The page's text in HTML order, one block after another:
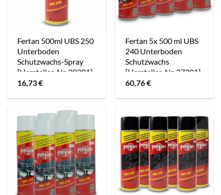
Fertan 500ml UBS 250
Unterboden
Schutzwachs-Spray
[Hersteller-Nr. 30201]
16,73€
Fertan 5x 500 ml UBS
240 Unterboden
Schutzwachs
[Hersteller-Nr. 27201]
60,76€